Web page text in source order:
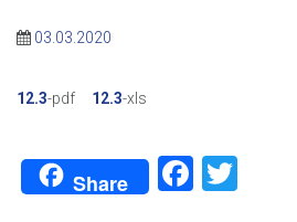
03.03.2020
12.3-pdf 12.3-xls
Share